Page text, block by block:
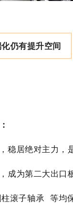
仍有提升空间
稳居绝对主力，
成为第二大出口
柱滚子轴承 等均